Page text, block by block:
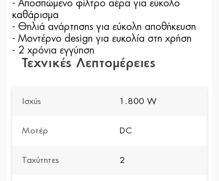
- Aποσπώμενο φίλτρο αέρα για εύκολο
καθάρισμα
- Θηλιά ανάρτησης για εύκολη αποθήκευση
- Μοντέρνο design για ευκολία στη χρήση
- 2 χρόνια εγγύηση
Τεχνικές Λεπτομέρειες
Ισχύς 1.800 W
Μοτέρ DC
Ταχύτητες 2